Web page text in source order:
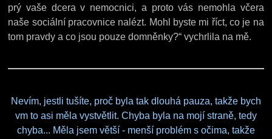
prý vaše dcera v nemocnici, a proto vás nemohla včera
naše sociální pracovnice nalézt. Mohl byste mi říct, co je na
tom pravdy a co jsou pouze domněnky?“ vychrlila na mě.
Nevím, jestli tušíte, proč byla tak dlouhá pauza, takže bych
vm to asi měla vystvětlit. Chyba byla na mojí straně, tedy
chyba... Měla jsem větší - menší problém s očima, takže